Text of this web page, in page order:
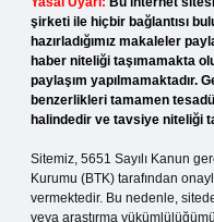
şirketi ile hiçbir bağlantısı
hazırladığımız makaleler
haber niteliği taşımamakta
paylaşım yapılmamaktadır.
benzerlikleri tamamen
halindedir ve tavsiye niteliği
Sitemiz, 5651 Sayılı Kanun
Kurumu (BTK) tarafından
vermektedir. Bu nedenle,
veya araştırma